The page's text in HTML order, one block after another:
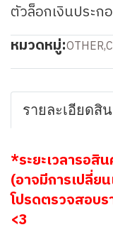
ตัวล็อกเงินประ
หมวดหมู่:OTHER,
รายละเอียดสิ
*ระยะเวลารอสิ
(อาจมีการเปลี่
โปรดตรวจสอบ
<3